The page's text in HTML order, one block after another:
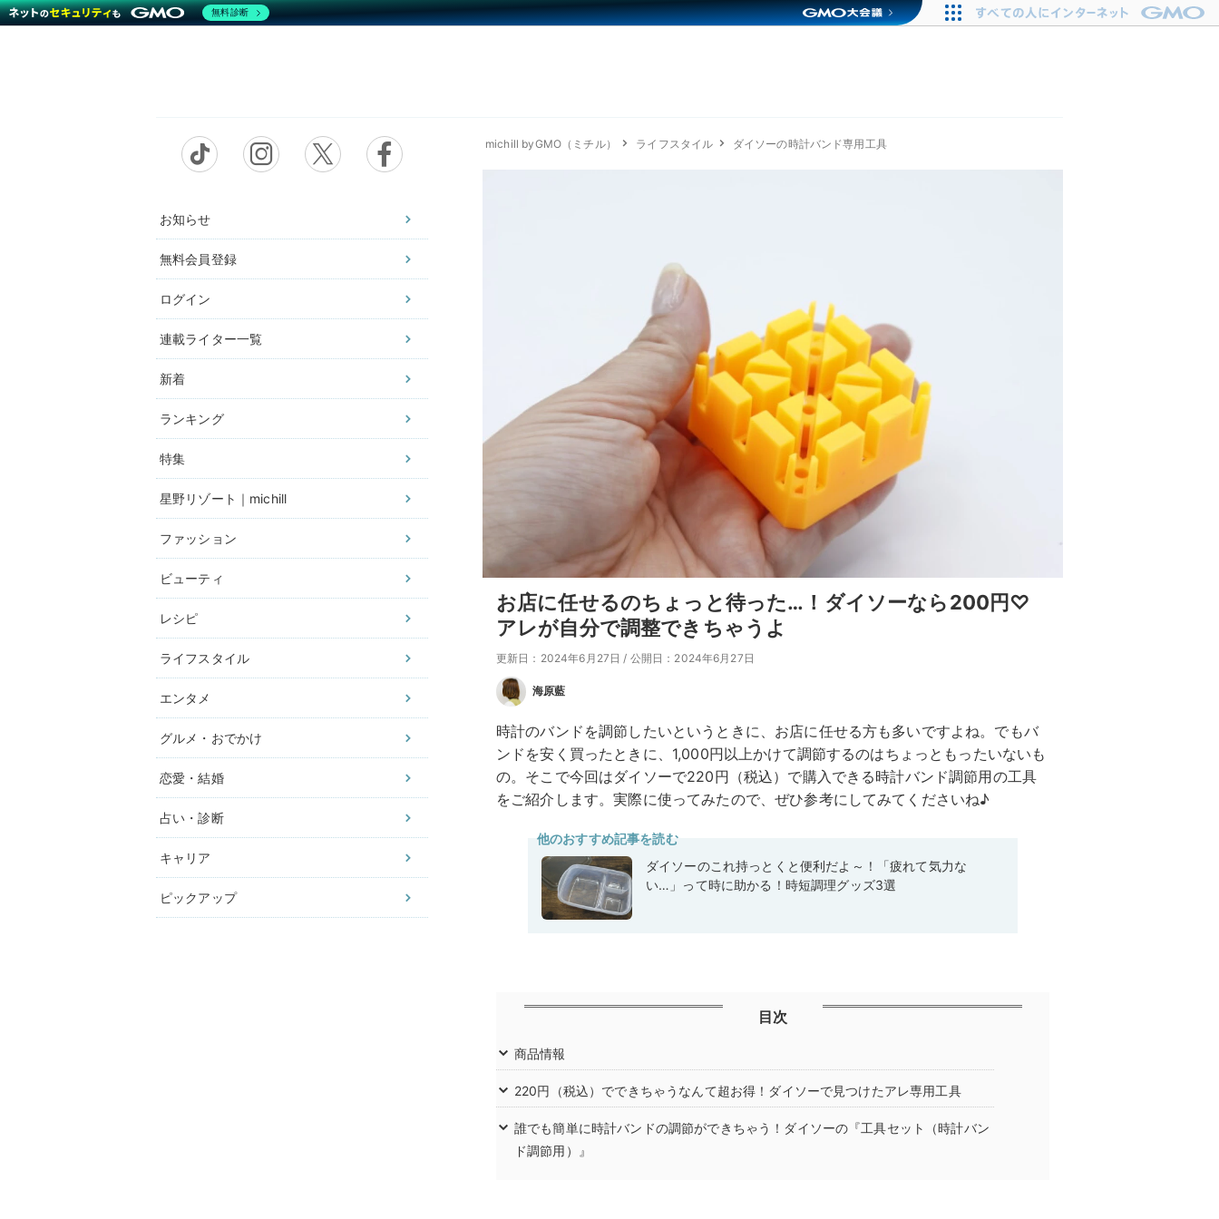
お知らせ
無料会員登録
ログイン
連載ライター一覧
新着
ランキング
特集
星野リゾート｜michill
ファッション
ビューティ
レシピ
ライフスタイル
エンタメ
グルメ・おでかけ
恋愛・結婚
占い・診断
キャリア
ピックアップ
michill byGMO（ミチル） ライフスタイル ダイソーの時計バンド専用工具
お店に任せるのちょっと待った…！ダイソーなら200円♡
アレが自分で調整できちゃうよ
更新日：2024年6月27日 / 公開日：2024年6月27日
海原藍
時計のバンドを調節したいというときに、お店に任せる方も多いですよね。でもバ
ンドを安く買ったときに、1,000円以上かけて調節するのはちょっともったいないも
の。そこで今回はダイソーで220円（税込）で購入できる時計バンド調節用の工具
をご紹介します。実際に使ってみたので、ぜひ参考にしてみてくださいね♪
他のおすすめ記事を読む
ダイソーのこれ持っとくと便利だよ～！「疲れて気力な
い…」って時に助かる！時短調理グッズ3選
目次
商品情報
220円（税込）でできちゃうなんて超お得！ダイソーで見つけたアレ専用工具
誰でも簡単に時計バンドの調節ができちゃう！ダイソーの『工具セット（時計バン
ド調節用）』
無料診断